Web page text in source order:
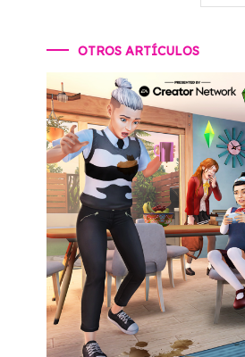
OTROS ARTÍCULOS